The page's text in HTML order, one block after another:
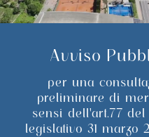
Avviso
per una
preliminare di
sensi dell'art.77 del
legislativo 31 marzo